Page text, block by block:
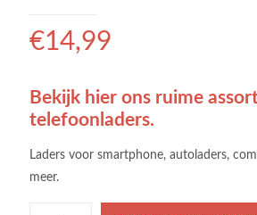
€14,99
Bekijk hier ons ruime
telefoonladers.
Laders voor smartphone, autoladers,
meer.